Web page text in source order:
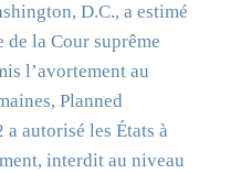
D.C., a estimé
la Cour suprême
l’avortement au
Planned
autorisé les États à
interdit au niveau